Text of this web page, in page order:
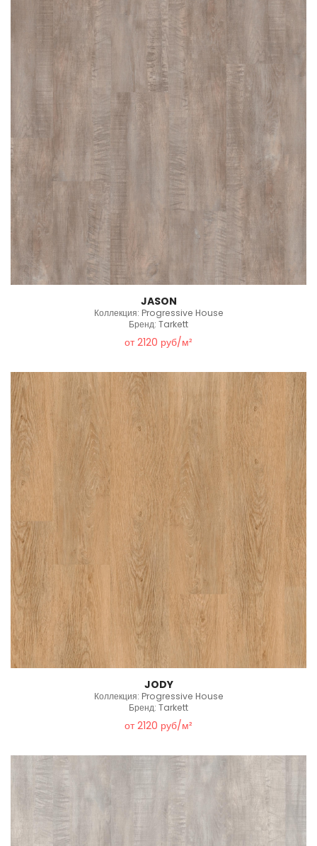
JASON
Коллекция: Progressive House
Бренд: Tarkett
от 2120 руб/м²
JODY
Коллекция: Progressive House
Бренд: Tarkett
от 2120 руб/м²